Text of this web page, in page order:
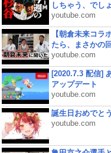
しちゃう、でし
youtube.com
【朝倉未来コラ
たら、まさかの
youtube.com
[2020.7.3 配信]
アップデート
youtube.com
誕生日おめでと
youtube.com